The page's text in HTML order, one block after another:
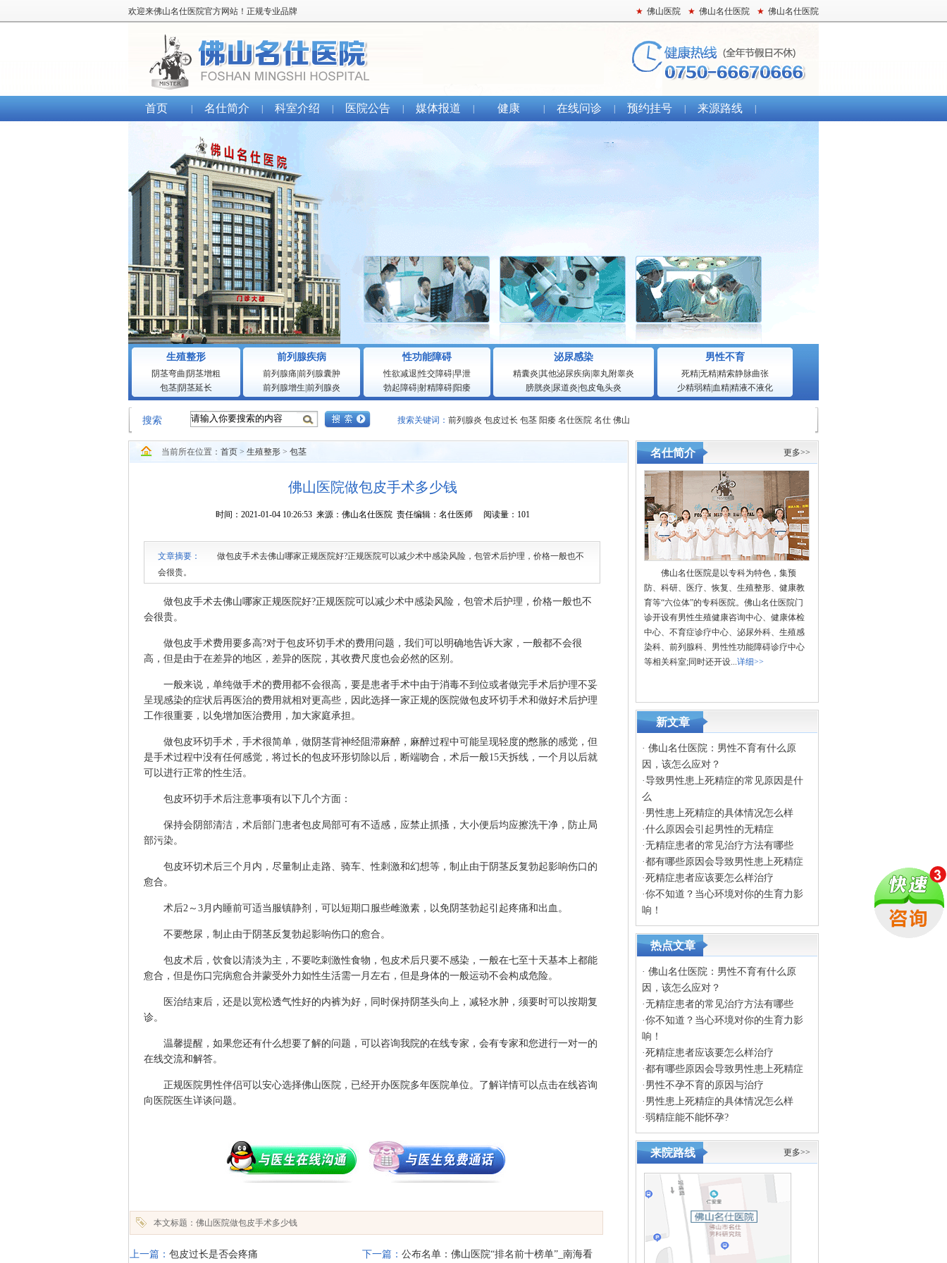
欢迎来佛山名仕医院官方网站！正规专业品牌 ★ 佛山医院 ★ 佛山名仕医院 ★ 佛山名仕医院
首页 名仕简介 科室介绍 医院公告 媒体报道 健康 在线问诊 预约挂号 来源路线
生殖整形
阴茎弯曲 阴茎增粗
包茎| 阴茎延长
前列腺疾病
前列腺痛 前列腺囊肿
前列腺增生 前列腺炎
性功能障碍
性欲减退 性交障碍|早泄
勃起障碍|射精障碍| 阳痿
泌尿感染
精囊炎 其他泌尿疾病睾丸附睾炎
膀胱炎 尿道炎 包皮龟头炎
男性不育
死精|无精|精索静脉曲张
少精弱精| 血精|精液不液化
搜索 搜索关键词： 前列腺炎 包皮过长 包茎 阳痿 名仕医院 名仕 佛山
当前所在位置： 首页 > 生殖整形 > 包茎
佛山医院做包皮手术多少钱
时间：2021-01-04 10:26:53 来源：佛山名仕医院 责任编辑：名仕医师 阅读量：101
文章摘要：
做包皮手术去佛山哪家正规医院好?正规医院可以减少术中感染风险，包管术后护理，价格一般也不
会很贵。
做包皮手术去佛山哪家正规医院好?正规医院可以减少术中感染风险，包管术后护理，价格一般也不
会很贵。
做包皮手术费用要多高?对于包皮环切手术的费用问题，我们可以明确地告诉大家，一般都不会很
高，但是由于在差异的地区，差异的医院，其收费尺度也会必然的区别。
一般来说，单纯做手术的费用都不会很高，要是患者手术中由于消毒不到位或者做完手术后护理不妥
呈现感染的症状后再医治的费用就相对更高些，因此选择一家正规的医院做包皮环切手术和做好术后护理
工作很重要，以免增加医治费用，加大家庭承担。
做包皮环切手术，手术很简单，做阴茎背神经阻滞麻醉，麻醉过程中可能呈现轻度的憋胀的感觉，但
是手术过程中没有任何感觉，将过长的包皮环形切除以后，断端吻合，术后一般15天拆线，一个月以后就
可以进行正常的性生活。
包皮环切手术后注意事项有以下几个方面：
保持会阴部清洁，术后部门患者包皮局部可有不适感，应禁止抓搔，大小便后均应擦洗干净，防止局
部污染。
包皮环切术后三个月内，尽量制止走路、骑车、性刺激和幻想等，制止由于阴茎反复勃起影响伤口的
愈合。
术后2～3月内睡前可适当服镇静剂，可以短期口服些雌激素，以免阴茎勃起引起疼痛和出血。
不要憋尿，制止由于阴茎反复勃起影响伤口的愈合。
包皮术后，饮食以清淡为主，不要吃刺激性食物，包皮术后只要不感染，一般在七至十天基本上都能
愈合，但是伤口完病愈合并蒙受外力如性生活需一月左右，但是身体的一般运动不会构成危险。
医治结束后，还是以宽松透气性好的内裤为好，同时保持阴茎头向上，减轻水肿，须要时可以按期复
诊。
温馨提醒，如果您还有什么想要了解的问题，可以咨询我院的在线专家，会有专家和您进行一对一的
在线交流和解答。
正规医院男性伴侣可以安心选择佛山医院，已经开办医院多年医院单位。了解详情可以点击在线咨询
向医院医生详谈问题。
本文标题：佛山医院做包皮手术多少钱
上一篇： 包皮过长是否会疼痛 下一篇： 公布名单：佛山医院“排名前十榜单”_南海看
名仕简介 更多>>
佛山名仕医院是以专科为特色，集预
防、科研、医疗、恢复、生殖整形、健康教
育等“六位体”的专科医院。佛山名仕医院门
诊开设有男性生殖健康咨询中心、健康体检
中心、不育症诊疗中心、泌尿外科、生殖感
染科、前列腺科、男性性功能障碍诊疗中心
等相关科室;同时还开设...详细>>
新文章
· 佛山名仕医院：男性不育有什么原
因，该怎么应对？
·导致男性患上死精症的常见原因是什
么
· 男性患上死精症的具体情况怎么样
·什么原因会引起男性的无精症
·无精症患者的常见治疗方法有哪些
·都有哪些原因会导致男性患上死精症
·死精症患者应该要怎么样治疗
·你不知道？当心环境对你的生育力影
响！
热点文章
· 佛山名仕医院：男性不育有什么原
因，该怎么应对？
·无精症患者的常见治疗方法有哪些
·你不知道？当心环境对你的生育力影
响！
·死精症患者应该要怎么样治疗
·都有哪些原因会导致男性患上死精症
· 男性不孕不育的原因与治疗
· 男性患上死精症的具体情况怎么样
·弱精症能不能怀孕?
来院路线 更多>>